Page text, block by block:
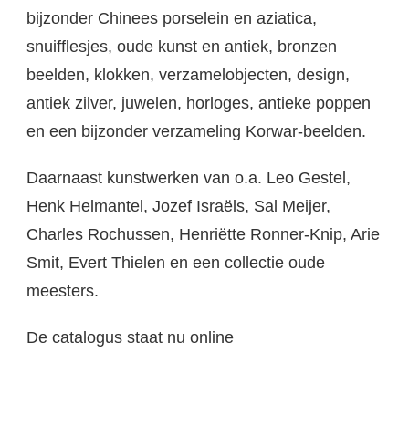
bijzonder Chinees porselein en aziatica,
snuifflesjes, oude kunst en antiek, bronzen
beelden, klokken, verzamelobjecten, design,
antiek zilver, juwelen, horloges, antieke poppen
en een bijzonder verzameling Korwar-beelden.
Daarnaast kunstwerken van o.a. Leo Gestel,
Henk Helmantel, Jozef Israëls, Sal Meijer,
Charles Rochussen, Henriëtte Ronner-Knip, Arie
Smit, Evert Thielen en een collectie oude
meesters.
De catalogus staat nu online